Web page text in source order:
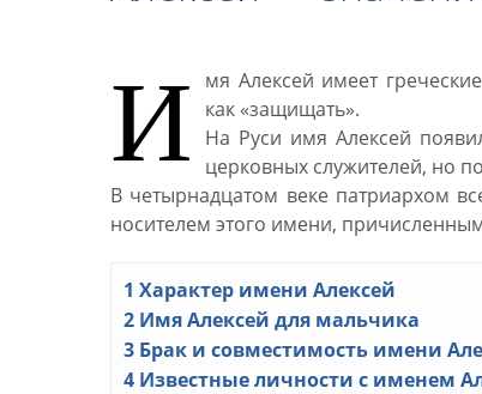
И
мя Алексей имеет
как «защищать».
На Руси имя Алексей
церковных служителей, но
В четырнадцатом веке патриархом
носителем этого имени,
1 Характер имени Алексей
2 Имя Алексей для мальчика
3 Брак и совместимость имени
4 Известные личности с именем